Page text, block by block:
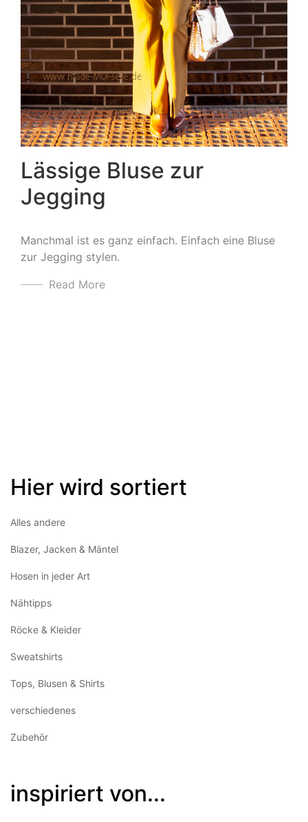
Lässige Bluse zur
Jegging
Manchmal ist es ganz einfach. Einfach eine Bluse
zur Jegging stylen.
Read More
Hier wird sortiert
Alles andere
Blazer, Jacken & Mäntel
Hosen in jeder Art
Nähtipps
Röcke & Kleider
Sweatshirts
Tops, Blusen & Shirts
verschiedenes
Zubehör
inspiriert von...